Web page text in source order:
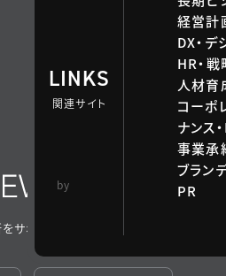
LINKS
関連サイト
経営計
DX・デ
HR・
人材育
コーポ
ナンス
事業承
ブラン
PR
by
サポートするメディア